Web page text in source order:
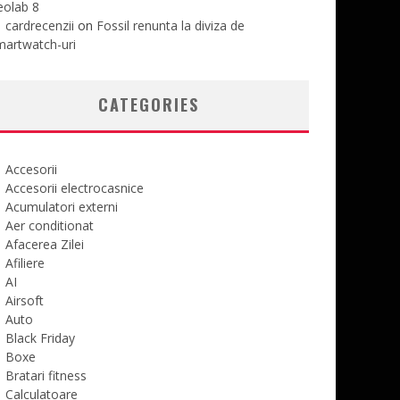
8
cardrecenzii on Fossil renunta la diviza de
uri
CATEGORIES
Accesorii
Accesorii electrocasnice
Acumulatori externi
Aer conditionat
Afacerea Zilei
Afiliere
AI
Airsoft
Auto
Black Friday
Boxe
Bratari fitness
Calculatoare